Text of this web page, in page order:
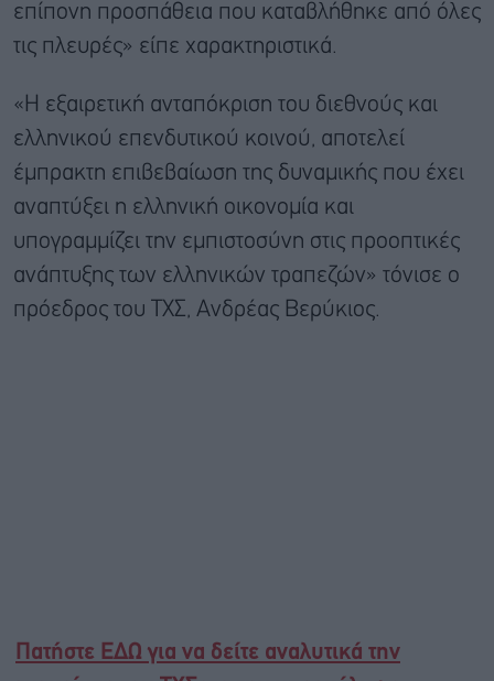
επίπονη προσπάθεια που καταβλήθηκε από όλες
τις πλευρές» είπε χαρακτηριστικά.
«Η εξαιρετική ανταπόκριση του διεθνούς και
ελληνικού επενδυτικού κοινού, αποτελεί
έμπρακτη επιβεβαίωση της δυναμικής που έχει
αναπτύξει η ελληνική οικονομία και
υπογραμμίζει την εμπιστοσύνη στις προοπτικές
ανάπτυξης των ελληνικών τραπεζών» τόνισε ο
πρόεδρος του ΤΧΣ, Ανδρέας Βερύκιος.
Πατήστε ΕΔΩ για να δείτε αναλυτικά την